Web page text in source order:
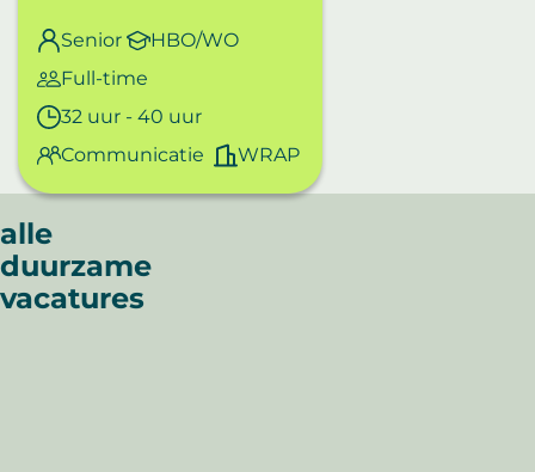
Senior
HBO/WO
Full-time
32 uur - 40 uur
Communicatie
WRAP
alle
duurzame
vacatures
Sorry,
hebben
geen